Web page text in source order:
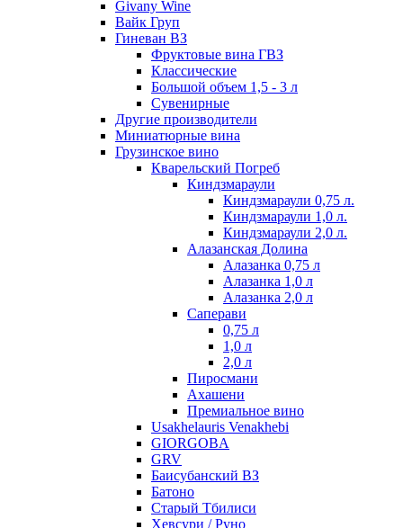
Givany Wine
Вайк Груп
Гиневан ВЗ
Фруктовые вина ГВЗ
Классические
Большой объем 1,5 - 3 л
Сувенирные
Другие производители
Миниатюрные вина
Грузинское вино
Кварельский Погреб
Киндзмараули
Киндзмараули 0,75 л.
Киндзмараули 1,0 л.
Киндзмараули 2,0 л.
Алазанская Долина
Алазанка 0,75 л
Алазанка 1,0 л
Алазанка 2,0 л
Саперави
0,75 л
1,0 л
2,0 л
Пиросмани
Ахашени
Премиальное вино
Usakhelauris Venakhebi
GIORGOBA
GRV
Баисубанский ВЗ
Батоно
Старый Тбилиси
Хевсури / Руно